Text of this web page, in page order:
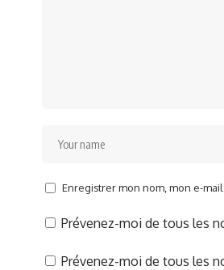
Enregistrer mon nom, mon e-
Prévenez-moi de tous les
Prévenez-moi de tous les